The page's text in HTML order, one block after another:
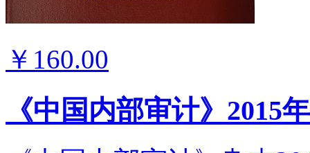
￥160.00
《中国内部审计》2015